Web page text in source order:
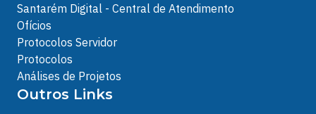
Santarém Digital - Central de Atendimento
Ofícios
Protocolos Servidor
Protocolos
Análises de Projetos
Outros Links